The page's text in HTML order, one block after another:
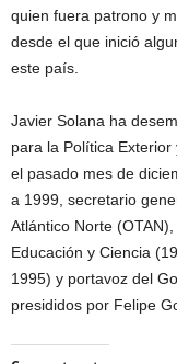
quien fuera patrono y
desde el que inició
este país.
Javier Solana ha
para la Política
el pasado mes de
a 1999, secretario
Atlántico Norte
Educación y Ciencia
1995) y portavoz del
presididos por Felipe